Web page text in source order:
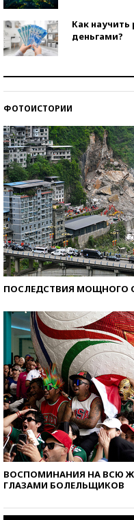
Как
деньгами?
ФОТОИСТОРИИ
ПОСЛЕДСТВИЯ МОЩНОГО
ВОСПОМИНАНИЯ НА ВСЮ
ГЛАЗАМИ БОЛЕЛЬЩИКОВ